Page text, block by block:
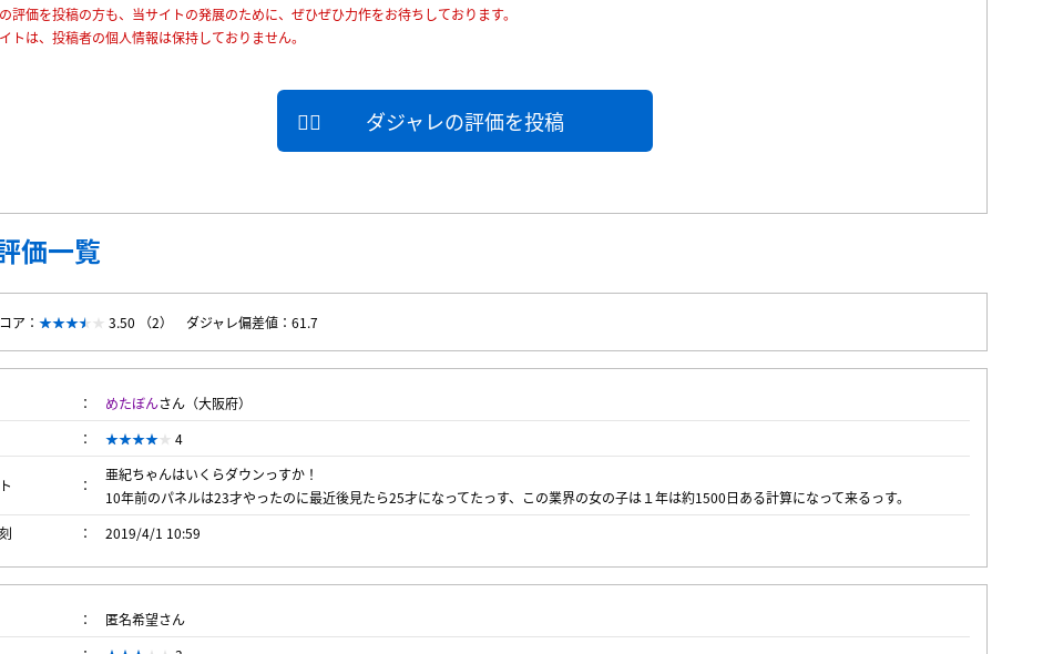
評価を投稿の方も、当サイトの発展のために、ぜひぜひ力作をお待ちしております。
トは、投稿者の個人情報は保持しておりません。
ダジャレの評価を投稿
価一覧
ア： 3.50 （2） ダジャレ偏差値：61.7
めたぼんさん（大阪府）
4
亜紀ちゃんはいくらダウンっすか！
10年前のパネルは23才やったのに最近後見たら25才になってたっす、この業界の女の子は１年は約1500日ある計算になって来るっす。
2019/4/1 10:59
匿名希望さん